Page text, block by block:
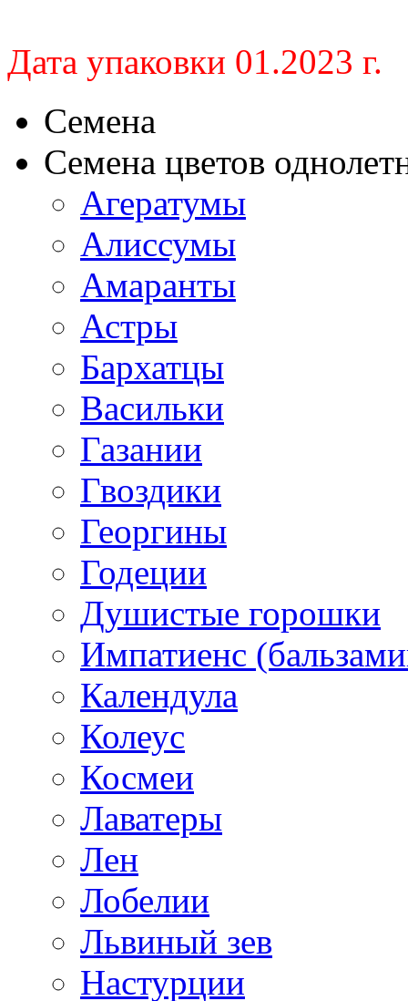
Дата упаковки 01.2023 г.
Семена
Семена цветов
Агератумы
Алиссумы
Амаранты
Астры
Бархатцы
Васильки
Газании
Гвоздики
Георгины
Годеции
Душистые горошки
Импатиенс
Календула
Колеус
Космеи
Лаватеры
Лен
Лобелии
Львиный зев
Настурции